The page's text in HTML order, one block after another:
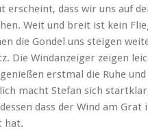
erscheint, dass wir uns auf
Weit und breit ist kein
die Gondel uns steigen
Die Windanzeiger zeigen
erstmal die Ruhe
macht Stefan sich
dass der Wind am Grat
hat.